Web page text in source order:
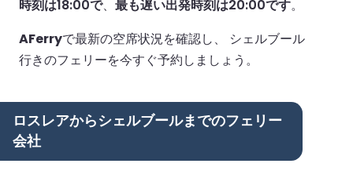
時刻は18:00で、 最も遅い出発時刻は20:00です。
AFerryで最新の空席状況を確認し、 シェルブール
行きのフェリーを今すぐ予約しましょう。
ロスレアからシェルブールまでのフェリー
会社